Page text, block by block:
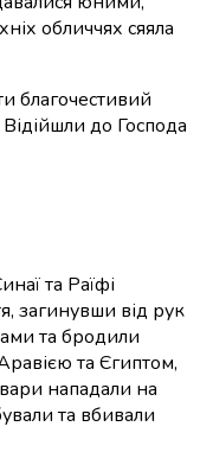
обличчях сяяла
благочестивий
до Господа
та Раїфі
загинувши від рук
та бродили
та Єгиптом,
нападали на
та вбивали